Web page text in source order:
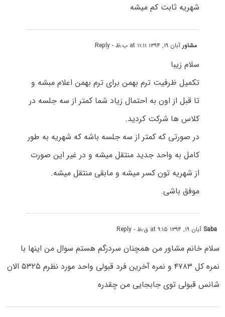
شهریه ثابت کم میشه
مشاورآبان ۱۹, ۱۳۹۴ at ۱۱:۱۱ ب٫ظ - Reply
سلام زیبا
تکمیل ظرفیت ترم بهمن برای ترم بهمن اعلام مبشه و
تا قبل از اون به احتمال زیاد شما کمتر از سه جلسه در
کلاس ها شرکت کردید.
در صورتی که کمتر از سه جلسه باشه که شهریه به طور
کامل به واحد جدید منتقل میشه و در غیر این صورت
از شهریه تون کسر میشه و مابقی منتقل میشه.
موفق باشی.
Saba آبان ۱۹, ۱۳۹۴ at ۹:۱۵ ق٫ظ - Reply
سلام خانم مشاور من همچنان سردرگم هستم سوال من اینها با
نمره کل ۴۷۸۳ و نمره آخرین فرد قبولی واحد مورد نظرم ۵۳۲۵ الان
شانس قبولی توی جابجایی من چقدره